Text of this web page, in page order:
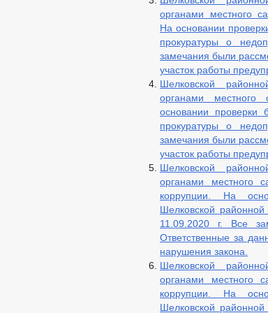
ОБЪЕКТЫ,
ЧИСЛО ЗАМЕЩЕННЫХ
ФИНАНСОВО-
СОВЕТ ПО
МЕСТНЫЕ НАЛОГИ
КОМИССИИ
АНТИКОРРУПЦИЯ
КОМИССИЯ ПО
ОБЩЕСТВЕННЫЙ СОВЕТ
КОМИССИЯ ПО
ТРУДОУСТРОЙСТВА
ИНФОРМАЦИЯ О ЛИЦАХ,
ЦЕЛЕВЫЕ ПРОГРАММЫ
СОВЕТ ДЕПУТАТОВ
ПРОТИВОДЕЙСТВИЕ КОРРУПЦИИ
органами местного
На основании
прокуратуры о
замечания были
участок работы
Шелковской
органами местного
основании проверки
прокуратуры о
замечания были
участок работы
Шелковской
органами местного
коррупции. На
Шелковской
11.09.2020 г. Все
Ответственные за
нарушения закона.
Шелковской
органами местного
коррупции. На
Шелковской